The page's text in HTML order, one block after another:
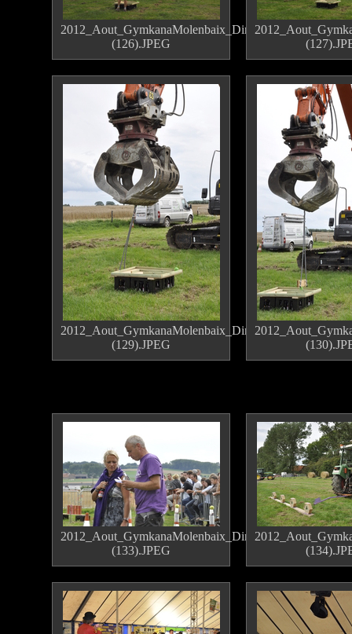
2012_Aout_GymkanaMolenbaix_Dimanche
(126).JPEG
2012_Aout_GymkanaMolenbaix_Dimanche
(129).JPEG
2012_Aout_GymkanaMolenbaix_Dimanche
(133).JPEG